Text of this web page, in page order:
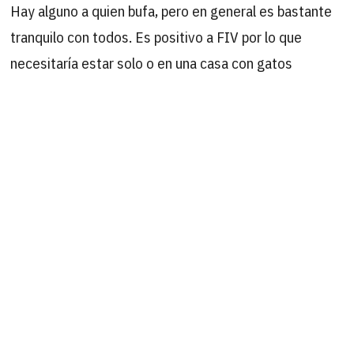
Hay alguno a quien bufa, pero en general es bastante
tranquilo con todos. Es positivo a FIV por lo que
necesitaría estar solo o en una casa con gatos